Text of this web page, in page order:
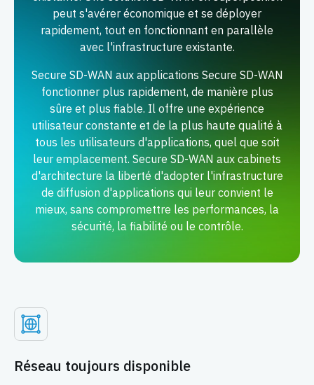
peut s'avérer économique et se déployer
rapidement, tout en fonctionnant en parallèle
avec l'infrastructure existante.
Secure SD-WAN aux applications Secure SD-WAN
fonctionner plus rapidement, de manière plus
sûre et plus fiable. Il offre une expérience
utilisateur constante et de la plus haute qualité à
tous les utilisateurs d'applications, quel que soit
leur emplacement. Secure SD-WAN aux cabinets
d'architecture la liberté d'adopter l'infrastructure
de diffusion d'applications qui leur convient le
mieux, sans compromettre les performances, la
sécurité, la fiabilité ou le contrôle.
Réseau toujours disponible